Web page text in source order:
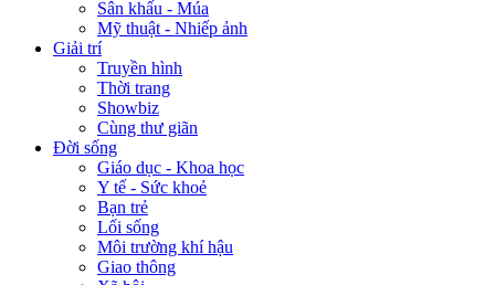
Sân khấu - Múa
Mỹ thuật - Nhiếp ảnh
Giải trí
Truyền hình
Thời trang
Showbiz
Cùng thư giãn
Đời sống
Giáo dục - Khoa học
Y tế - Sức khoẻ
Bạn trẻ
Lối sống
Môi trường khí hậu
Giao thông